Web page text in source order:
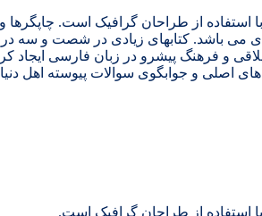
استفاده از طراحان گرافیک است.
می باشد. کتابهای زیادی در شصت و
و فرهنگ پیشرو در زبان فارسی ایجاد
اصلی و جوابگوی سوالات پیوسته اهل
استفاده از طراحان گرافیک است.